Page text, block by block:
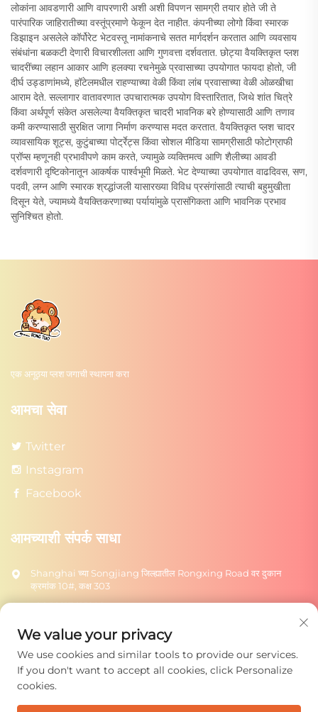
लोकांना आवडणारी आणि वापरणारी अशी अशी विपणन सामग्री तयार होते जी ते
पारंपारिक जाहिरातीच्या वस्तूंप्रमाणे फेकून देत नाहीत. कंपनीच्या लोगो किंवा स्मारक
डिझाइन असलेले कॉर्पोरेट भेटवस्तू नामांकनाचे सतत मार्गदर्शन करतात आणि व्यवसाय
संबंधांना बळकटी देणारी विचारशीलता आणि गुणवत्ता दर्शवतात. छोट्या वैयक्तिकृत प्लश
चादरींच्या लहान आकार आणि हलक्या रचनेमुळे प्रवासाच्या उपयोगात फायदा होतो, जी
दीर्घ उड्डाणांमध्ये, हॉटेलमधील राहण्याच्या वेळी किंवा लांब प्रवासाच्या वेळी ओळखीचा
आराम देते. सल्लागार वातावरणात उपचारात्मक उपयोग विस्तारितात, जिथे शांत चित्रे
किंवा अर्थपूर्ण संकेत असलेल्या वैयक्तिकृत चादरी भावनिक बरे होण्यासाठी आणि तणाव
कमी करण्यासाठी सुरक्षित जागा निर्माण करण्यास मदत करतात. वैयक्तिकृत प्लश चादर
व्यावसायिक शूट्स, कुटुंबाच्या पोर्ट्रेट्स किंवा सोशल मीडिया सामग्रीसाठी फोटोग्राफी
प्रॉप्स म्हणूनही प्रभावीपणे काम करते, ज्यामुळे व्यक्तिमत्व आणि शैलीच्या आवडी
दर्शवणारी दृष्टिकोनातून आकर्षक पार्श्वभूमी मिळते. भेट देण्याच्या उपयोगात वाढदिवस, सण,
पदवी, लग्न आणि स्मारक श्रद्धांजली यासारख्या विविध प्रसंगांसाठी त्याची बहुमुखीता
दिसून येते, ज्यामध्ये वैयक्तिकरणाच्या पर्यायांमुळे प्रासंगिकता आणि भावनिक प्रभाव
सुनिश्चित होतो.
एक अनूठ्या प्लश जगाची स्थापना करा
आमचा सेवा
Twitter
Instagram
Facebook
आमच्याशी संपर्क साधा
Shanghai च्या Songjiang जिल्ह्यातील Rongxing Road वर दुकान
क्रमांक 10#, कक्ष 303
+86-18217615209
पाठवा
We value your privacy
We use cookies and similar tools to provide our services.
If you don't want to accept all cookies, click Personalize
cookies.